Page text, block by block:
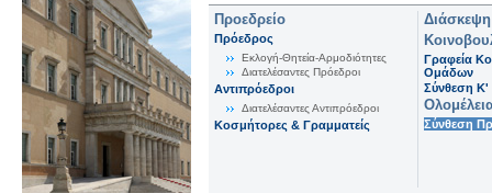
Προεδρείο
Πρόεδρος
Εκλογή-Θητεία-Αρμοδιότητες
Διατελέσαντες Πρόεδροι
Αντιπρόεδροι
Διατελέσαντες Αντιπρόεδροι
Κοσμήτορες & Γραμματείς
Γραφεία
Ομάδων
Σύνθεση K'
Σύνθεση